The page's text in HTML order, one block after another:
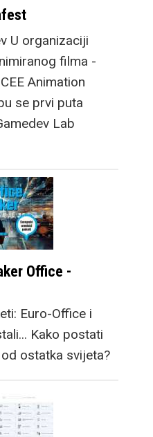
U organizaciji
filma -
Animation
se prvi puta
Lab
Office -
Euro-Office i
Kako postati
ostatka svijeta?